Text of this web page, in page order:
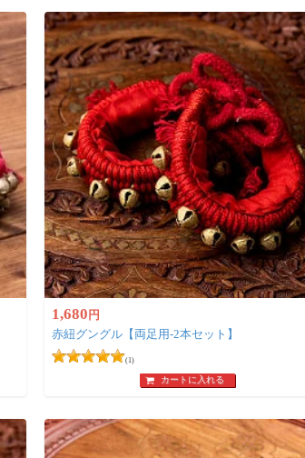
1,680 円
赤紐グングル【両足用-2本セット】
(1)
カートに入れる